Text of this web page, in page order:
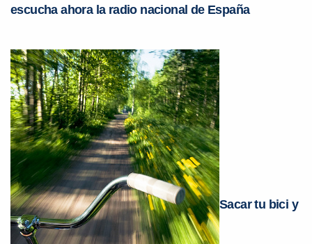
escucha ahora la radio nacional de España
Sacar tu bici y
Sim Não
VOLTAR